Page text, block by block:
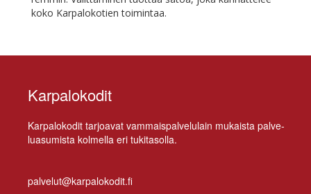
ko­ko Kar­pa­lo­ko­tien toimintaa.
Karpalokodit
Kar­pa­lo­ko­dit tar­joa­vat vam­mais­pal­ve­lu­lain mu­kais­ta pal­ve­
lua­su­mis­ta kol­mel­la eri tukitasolla.
palvelut@karpalokodit.fi